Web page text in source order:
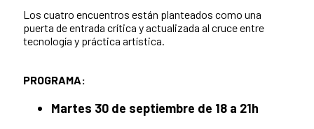
Los cuatro encuentros están planteados como una
puerta de entrada crítica y actualizada al cruce entre
tecnología y práctica artística.
PROGRAMA:
Martes 30 de septiembre de 18 a 21h